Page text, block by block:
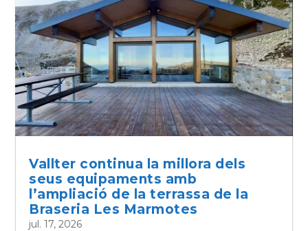
Vallter continua la millora dels
seus equipaments amb
l’ampliació de la terrassa de la
Braseria Les Marmotes
jul. 17, 2026